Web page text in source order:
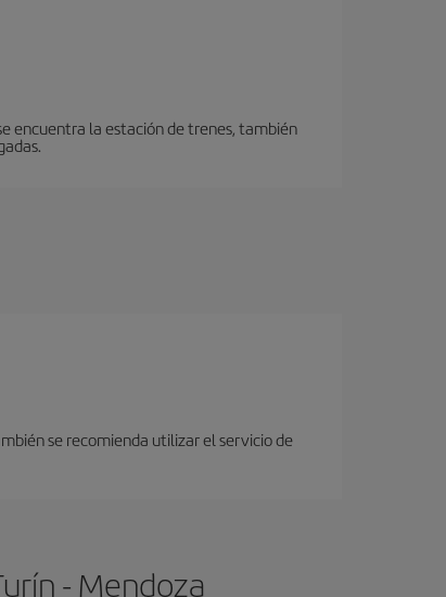
encuentra la estación de trenes, también
se recomienda utilizar el servicio de
- Mendoza